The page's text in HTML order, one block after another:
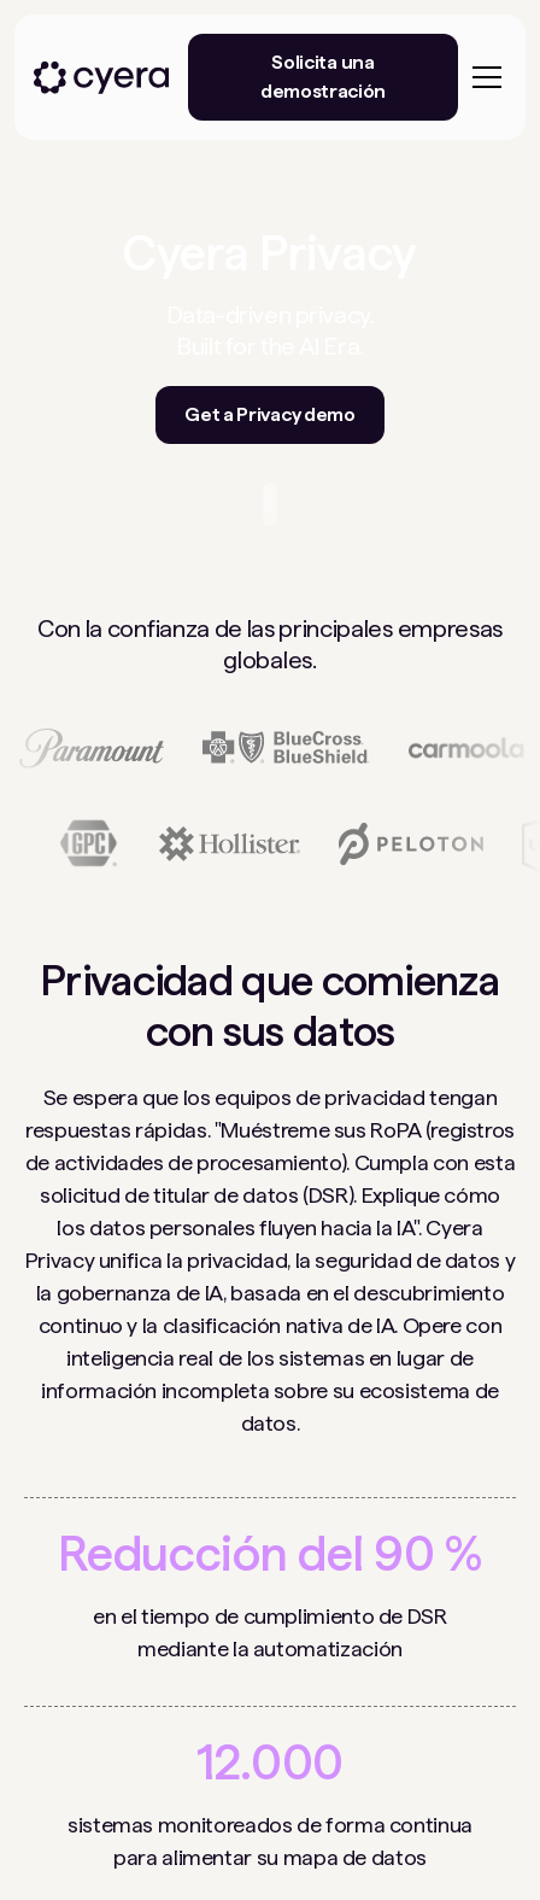
Solicita una
demostración
Get a Privacy demo
Con la confianza de las principales empresas
globales.
Privacidad que comienza
con sus datos
Se espera que los equipos de privacidad tengan
respuestas rápidas. "Muéstreme sus RoPA (registros
de actividades de procesamiento). Cumpla con esta
solicitud de titular de datos (DSR). Explique cómo
los datos personales fluyen hacia la IA". Cyera
Privacy unifica la privacidad, la seguridad de datos y
la gobernanza de IA, basada en el descubrimiento
continuo y la clasificación nativa de IA. Opere con
inteligencia real de los sistemas en lugar de
información incompleta sobre su ecosistema de
datos.
Reducción del 90 %
en el tiempo de cumplimiento de DSR
mediante la automatización
12.000
sistemas monitoreados de forma continua
para alimentar su mapa de datos